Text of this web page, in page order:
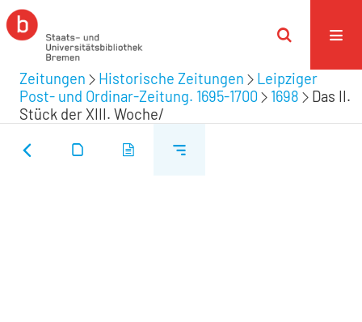
Zeitungen Historische Zeitungen
Leipziger
Post- und Ordinar-Zeitung. 1695-1700
1698
Das II.
Stück der XIII. Woche/